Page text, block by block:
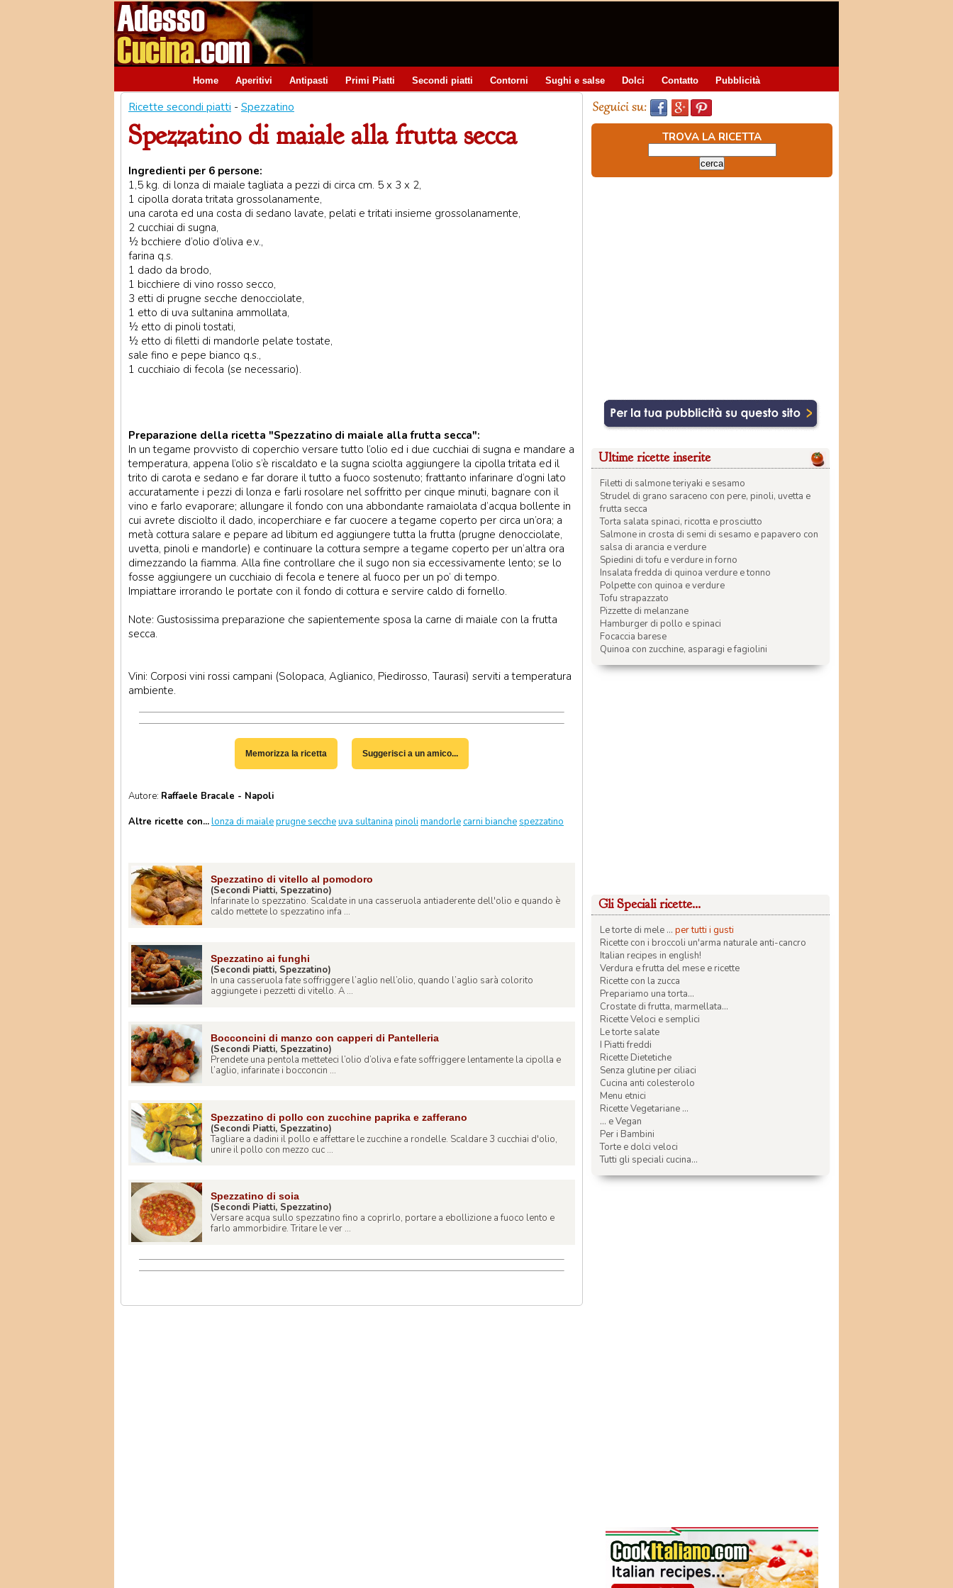
Home Aperitivi Antipasti Primi Piatti Secondi piatti Contorni Sughi e salse Dolci Contatto Pubblicità
Ricette secondi piatti - Spezzatino
Spezzatino di maiale alla frutta secca
Ingredienti per 6 persone:
1,5 kg. di lonza di maiale tagliata a pezzi di circa cm. 5 x 3 x 2,
1 cipolla dorata tritata grossolanamente,
una carota ed una costa di sedano lavate, pelati e tritati insieme grossolanamente,
2 cucchiai di sugna,
½ bcchiere d’olio d’oliva e.v.,
farina q.s.
1 dado da brodo,
1 bicchiere di vino rosso secco,
3 etti di prugne secche denocciolate,
1 etto di uva sultanina ammollata,
½ etto di pinoli tostati,
½ etto di filetti di mandorle pelate tostate,
sale fino e pepe bianco q.s.,
1 cucchiaio di fecola (se necessario).
Preparazione della ricetta "Spezzatino di maiale alla frutta secca":
In un tegame provvisto di coperchio versare tutto l’olio ed i due cucchiai di sugna e mandare a
temperatura, appena l’olio s’è riscaldato e la sugna sciolta aggiungere la cipolla tritata ed il
trito di carota e sedano e far dorare il tutto a fuoco sostenuto; frattanto infarinare d’ogni lato
accuratamente i pezzi di lonza e farli rosolare nel soffritto per cinque minuti, bagnare con il
vino e farlo evaporare; allungare il fondo con una abbondante ramaiolata d’acqua bollente in
cui avrete disciolto il dado, incoperchiare e far cuocere a tegame coperto per circa un’ora; a
metà cottura salare e pepare ad libitum ed aggiungere tutta la frutta (prugne denocciolate,
uvetta, pinoli e mandorle) e continuare la cottura sempre a tegame coperto per un’altra ora
dimezzando la fiamma. Alla fine controllare che il sugo non sia eccessivamente lento; se lo
fosse aggiungere un cucchiaio di fecola e tenere al fuoco per un po’ di tempo.
Impiattare irrorando le portate con il fondo di cottura e servire caldo di fornello.
Note: Gustosissima preparazione che sapientemente sposa la carne di maiale con la frutta
secca.
Vini: Corposi vini rossi campani (Solopaca, Aglianico, Piedirosso, Taurasi) serviti a temperatura
ambiente.
Memorizza la ricetta Suggerisci a un amico...
Autore: Raffaele Bracale - Napoli
Altre ricette con...lonza di maialeprugne seccheuva sultanina pinoli mandorlecarni bianche spezzatino
Spezzatino di vitello al pomodoro
(Secondi Piatti, Spezzatino)
Infarinate lo spezzatino. Scaldate in una casseruola antiaderente dell'olio e quando è
caldo mettete lo spezzatino infa ...
Spezzatino ai funghi
(Secondi piatti, Spezzatino)
In una casseruola fate soffriggere l’aglio nell’olio, quando l’aglio sarà colorito
aggiungete i pezzetti di vitello. A ...
Bocconcini di manzo con capperi di Pantelleria
(Secondi Piatti, Spezzatino)
Prendete una pentola metteteci l’olio d’oliva e fate soffriggere lentamente la cipolla e
l’aglio, infarinate i bocconcin ...
Spezzatino di pollo con zucchine paprika e zafferano
(Secondi Piatti, Spezzatino)
Tagliare a dadini il pollo e affettare le zucchine a rondelle. Scaldare 3 cucchiai d'olio,
unire il pollo con mezzo cuc ...
Spezzatino di soia
(Secondi Piatti, Spezzatino)
Versare acqua sullo spezzatino fino a coprirlo, portare a ebollizione a fuoco lento e
farlo ammorbidire. Tritare le ver ...
TROVA LA RICETTA
Ultime ricette inserite
Filetti di salmone teriyaki e sesamo
Strudel di grano saraceno con pere, pinoli, uvetta e
frutta secca
Torta salata spinaci, ricotta e prosciutto
Salmone in crosta di semi di sesamo e papavero con
salsa di arancia e verdure
Spiedini di tofu e verdure in forno
Insalata fredda di quinoa verdure e tonno
Polpette con quinoa e verdure
Tofu strapazzato
Pizzette di melanzane
Hamburger di pollo e spinaci
Focaccia barese
Quinoa con zucchine, asparagi e fagiolini
Gli Speciali ricette...
Le torte di mele ... per tutti i gusti
Ricette con i broccoli un'arma naturale anti-cancro
Italian recipes in english!
Verdura e frutta del mese e ricette
Ricette con la zucca
Prepariamo una torta...
Crostate di frutta, marmellata...
Ricette Veloci e semplici
Le torte salate
I Piatti freddi
Ricette Dietetiche
Senza glutine per ciliaci
Cucina anti colesterolo
Menu etnici
Ricette Vegetariane ...
... e Vegan
Per i Bambini
Torte e dolci veloci
Tutti gli speciali cucina...